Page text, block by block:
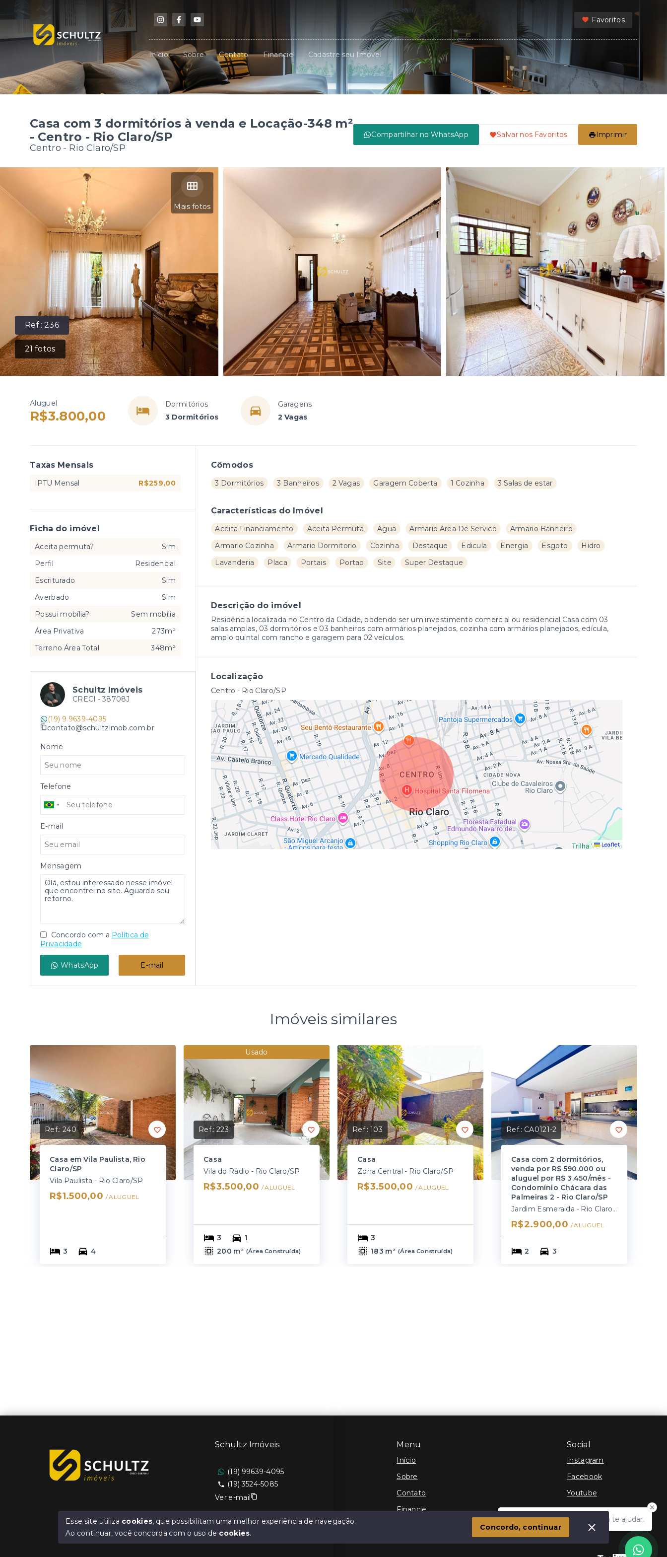
Favoritos
Início Sobre Contato Financie Cadastre seu Imóvel
Casa com 3 dormitórios à venda e Locação-348 m²
- Centro - Rio Claro/SP
Centro - Rio Claro/SP
Compartilhar no WhatsApp Salvar nos Favoritos Imprimir
Ref.:236
21 fotos
Mais fotos
Aluguel
R$3.800,00
Dormitórios
3 Dormitórios
Garagens
2 Vagas
Cômodos
3 Dormitórios 3 Banheiros 2 Vagas Garagem Coberta 1 Cozinha 3 Salas de estar
Características do Imóvel
Aceita Financiamento Aceita Permuta Agua Armario Area De Servico
Armario Banheiro
Armario Cozinha
Armario Dormitorio Cozinha Destaque Edicula Energia Esgoto
Hidro
Lavanderia
Placa Portais Portao Site Super Destaque
Descrição do imóvel
Residência localizada no Centro da Cidade, podendo ser um investimento comercial ou residencial.Casa com 03
salas amplas, 03 dormitórios e 03 banheiros com armários planejados, cozinha com armários planejados, edícula,
amplo quintal com rancho e garagem para 02 veículos.
Localização
Centro - Rio Claro/SP
Leaflet
Taxas Mensais
IPTU Mensal R$259,00
Ficha do imóvel
Aceita permuta?
Sim
Perfil
Residencial
Escriturado
Sim
Averbado
Sim
Possui mobília?
Sem mobília
Área Privativa
273m²
Terreno Área Total
348m²
Schultz Imóveis
CRECI - 38708J
(19) 9 9639-4095
contato@schultzimob.com.br
Nome
Telefone
E-mail
Mensagem
Concordo com a Política de
Privacidade
WhatsApp E-mail
Imóveis similares
Ref.:240
Casa em Vila Paulista, Rio
Claro/SP
Vila Paulista - Rio Claro/SP
R$1.500,00 / ALUGUEL
3 4
Usado
Ref.:223
Casa
Vila do Rádio - Rio Claro/SP
R$3.500,00 / ALUGUEL
3
1
200 m² (Área Construída)
Ref.:103
Casa
Zona Central - Rio Claro/SP
R$3.500,00 / ALUGUEL
3
183 m² (Área Construída)
Ref.: CA0121-2
Casa com 2 dormitórios,
venda por R$ 590.000 ou
aluguel por R$ 3.450/mês -
Condomínio Chácara das
Palmeiras 2 - Rio Claro/SP
Jardim Esmeralda - Rio Claro/SP
R$2.900,00 / ALUGUEL
2 3
Olá! Estamos disponíveis para te ajudar.
Menu
Início
Sobre
Contato
Financie
Social
Instagram
Facebook
Youtube
Schultz Imóveis
(19) 99639-4095
(19) 3524-5085
Ver e-mail
Esse site utiliza cookies, que possibilitam uma melhor experiência de navegação.
Ao continuar, você concorda com o uso de cookies.
Concordo, continuar